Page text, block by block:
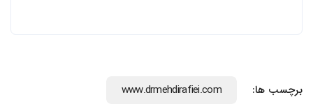
برچسب ها: www.drmehdirafiei.com